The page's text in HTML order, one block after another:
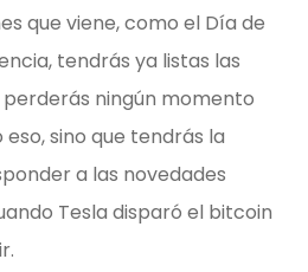
que viene, como el Día de
tendrás ya listas las
ningún momento
sino que tendrás la
a las novedades
Tesla disparó el bitcoin